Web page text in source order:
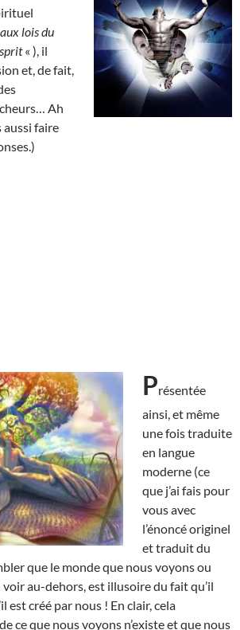
lois du
« ), il
et, de fait,
Ah
aussi faire
Présentée
ainsi, et même
une fois traduite
en langue
moderne (ce
que j’ai fais pour
vous avec
l’énoncé originel
et traduit du
que le monde que nous voyons ou
voir au-dehors, est illusoire du fait qu’il
est créé par nous ! En clair, cela
ce que nous voyons n’existe et que nous